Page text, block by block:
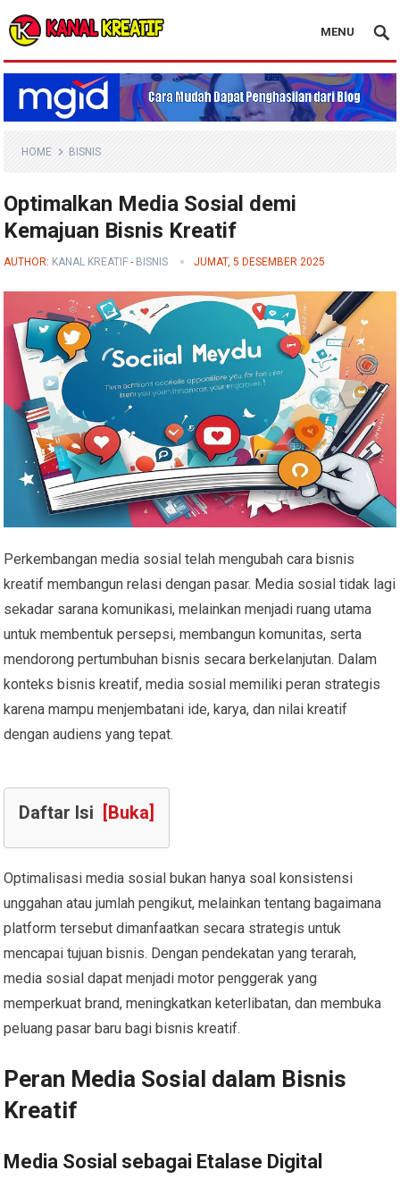
Blog Kanal Kreatif
MENU
HOME BISNIS
Optimalkan Media Sosial demi
Kemajuan Bisnis Kreatif
AUTHOR: KANAL KREATIF - BISNIS JUMAT, 5 DESEMBER 2025
Perkembangan media sosial telah mengubah cara bisnis
kreatif membangun relasi dengan pasar. Media sosial tidak lagi
sekadar sarana komunikasi, melainkan menjadi ruang utama
untuk membentuk persepsi, membangun komunitas, serta
mendorong pertumbuhan bisnis secara berkelanjutan. Dalam
konteks bisnis kreatif, media sosial memiliki peran strategis
karena mampu menjembatani ide, karya, dan nilai kreatif
dengan audiens yang tepat.
Daftar Isi [Buka]
Optimalisasi media sosial bukan hanya soal konsistensi
unggahan atau jumlah pengikut, melainkan tentang bagaimana
platform tersebut dimanfaatkan secara strategis untuk
mencapai tujuan bisnis. Dengan pendekatan yang terarah,
media sosial dapat menjadi motor penggerak yang
memperkuat brand, meningkatkan keterlibatan, dan membuka
peluang pasar baru bagi bisnis kreatif.
Peran Media Sosial dalam Bisnis
Kreatif
Media Sosial sebagai Etalase Digital